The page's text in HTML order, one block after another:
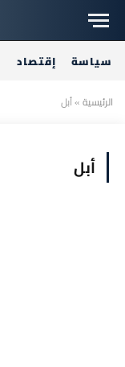
سياسة إقتصاد
الرئيسية»أبل
أبل